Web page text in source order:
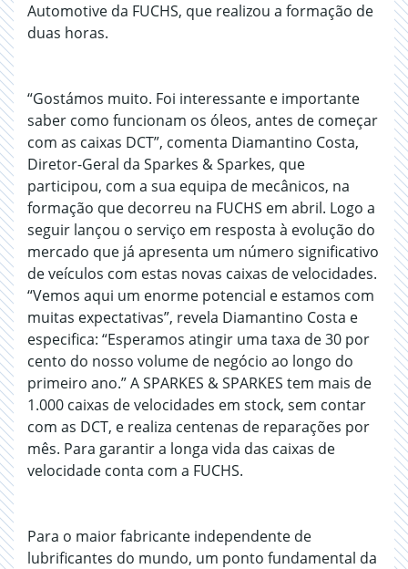
Automotive da FUCHS, que realizou a formação de
duas horas.
“Gostámos muito. Foi interessante e importante
saber como funcionam os óleos, antes de começar
com as caixas DCT”, comenta Diamantino Costa,
Diretor-Geral da Sparkes & Sparkes, que
participou, com a sua equipa de mecânicos, na
formação que decorreu na FUCHS em abril. Logo a
seguir lançou o serviço em resposta à evolução do
mercado que já apresenta um número significativo
de veículos com estas novas caixas de velocidades.
“Vemos aqui um enorme potencial e estamos com
muitas expectativas”, revela Diamantino Costa e
especifica: “Esperamos atingir uma taxa de 30 por
cento do nosso volume de negócio ao longo do
primeiro ano.” A SPARKES & SPARKES tem mais de
1.000 caixas de velocidades em stock, sem contar
com as DCT, e realiza centenas de reparações por
mês. Para garantir a longa vida das caixas de
velocidade conta com a FUCHS.
Para o maior fabricante independente de
lubrificantes do mundo, um ponto fundamental da